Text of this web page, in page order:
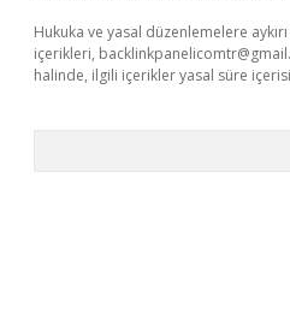
Hukuka ve yasal düzenlemelere
içerikleri,
halinde, ilgili içerikler yasal süre